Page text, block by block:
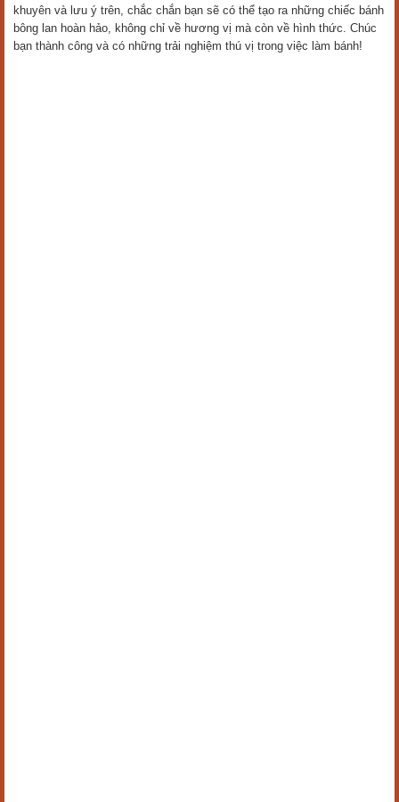
khuyên và lưu ý trên, chắc chắn bạn sẽ có thể tạo ra những chiếc bánh
bông lan hoàn hảo, không chỉ về hương vị mà còn về hình thức. Chúc
bạn thành công và có những trải nghiệm thú vị trong việc làm bánh!